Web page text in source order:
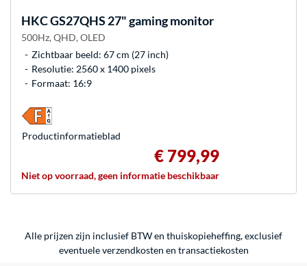
HKCGS27QHS 27" gaming monitor
500Hz, QHD, OLED
Zichtbaar beeld: 67 cm (27 inch)
Resolutie: 2560 x 1400 pixels
Formaat: 16:9
€ 799,99
Niet op voorraad, geen informatie beschikbaar
Product­informatieblad
Alle prijzen zijn inclusief BTW en thuiskopieheffing, exclusief
eventueleverzendkosten en transactiekosten